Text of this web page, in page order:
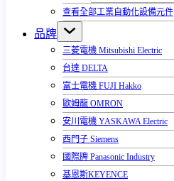
查看全部工業自動化設備元件
品牌
三菱電機 Mitsubishi Electric
台達 DELTA
富士電機 FUJI Hakko
歐姆龍 OMRON
安川電機 YASKAWA Electric
西門子 Siemens
國際牌 Panasonic Industry
基恩斯KEYENCE